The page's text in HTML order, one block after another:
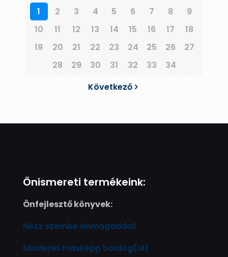
1 2 3 4 5 6 7 8
9
10
11 12 13 14 15 16 17
18
19
20 21 22 23 24 25 26
27
28
29 30 31 32 33
34
Következő
Önismereti termékeink:
Önfejlesztő könyvek:
Nézz szembe önmagaddal!
Mindenki másképp boldog(ul)